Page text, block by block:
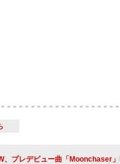
曲「Moonchaser」MV公開 デビューショーケース開催＆【BMSG FES'25】出